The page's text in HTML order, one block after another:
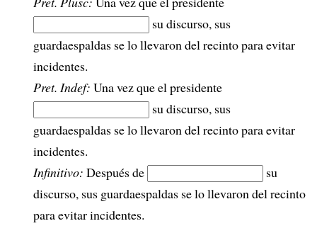
su discurso, sus
guardaespaldas se lo llevaron del recinto para evitar
incidentes.
Pret. Indef: Una vez que el presidente
su discurso, sus
guardaespaldas se lo llevaron del recinto para evitar
incidentes.
Infinitivo: Después de
su
discurso, sus guardaespaldas se lo llevaron del recinto
para evitar incidentes.